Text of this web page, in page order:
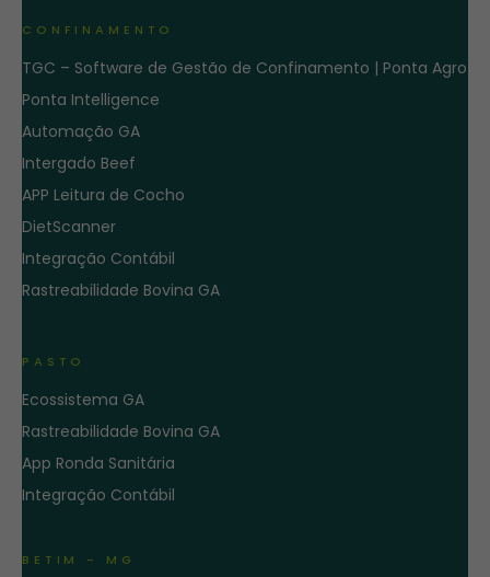
CONFINAMENTO
TGC – Software de Gestão de Confinamento | Ponta Agro
Ponta Intelligence
Automação GA
Intergado Beef
APP Leitura de Cocho
DietScanner
Integração Contábil
Rastreabilidade Bovina GA
PASTO
Ecossistema GA
Rastreabilidade Bovina GA
App Ronda Sanitária
Integração Contábil
BETIM - MG